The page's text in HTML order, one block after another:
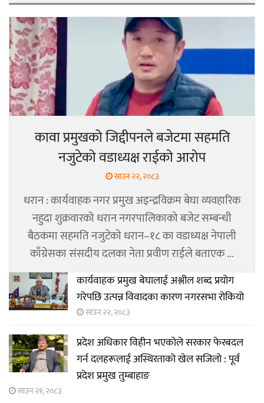
कावा प्रमुखको जिद्दीपनले बजेटमा सहमति
नजुटेको वडाध्यक्ष राईको आरोप
साउन २२, २०८३
धरान : कार्यवाहक नगर प्रमुख अइन्द्रविक्रम बेघा व्यवहारिक
नहुदा शुक्रवारको धरान नगरपालिकाको बजेट सम्बन्धी
बैठकमा सहमति नजुटेको धरान–१८ का वडाध्यक्ष नेपाली
काँग्रेसका संसदीय दलका नेता प्रवीण राईले बताएक ...
कार्यवाहक प्रमुख बेघालाई अश्लील शब्द प्रयोग
गरेपछि उत्पन्न विवादका कारण नगरसभा रोकियो
साउन २२, २०८३
प्रदेश अधिकार विहीन भएकोले सरकार फेरबदल
गर्न दलहरूलाई अस्थिरताको खेल सजिलो : पूर्व
प्रदेश प्रमुख तुम्बाहाङ
साउन २१, २०८३